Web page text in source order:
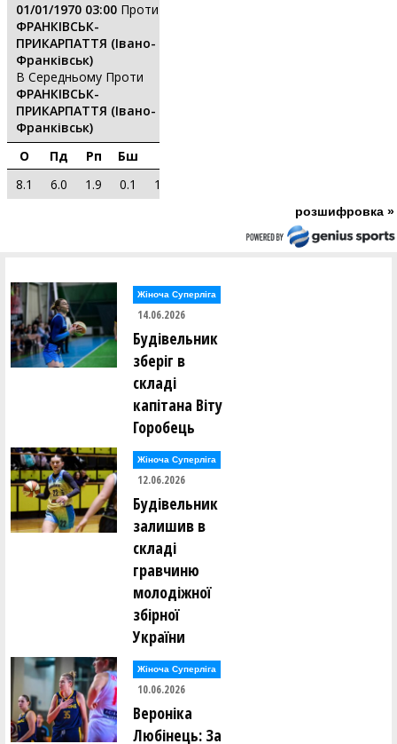
01/01/1970 03:00 Проти
ФРАНКІВСЬК-
ПРИКАРПАТТЯ (Івано-
Франківськ)
В Середньому Проти
ФРАНКІВСЬК-
ПРИКАРПАТТЯ (Івано-
Франківськ)
О
Пд Рп Бш
8.1
6.0 1.9 0.1 11.6
розшифровка »
Жіноча Суперліга
14.06.2026
Будівельник
зберіг в
складі
капітана Віту
Горобець
Жіноча Суперліга
12.06.2026
Будівельник
залишив в
складі
гравчиню
молодіжної
збірної
України
Жіноча Суперліга
10.06.2026
Вероніка
Любінець: За